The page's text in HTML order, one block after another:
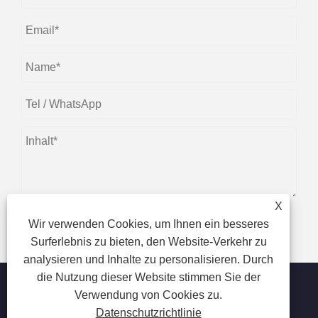
einreichen
X
Wir verwenden Cookies, um Ihnen ein besseres
Surferlebnis zu bieten, den Website-Verkehr zu
analysieren und Inhalte zu personalisieren. Durch
die Nutzung dieser Website stimmen Sie der
Verwendung von Cookies zu.
Datenschutzrichtlinie